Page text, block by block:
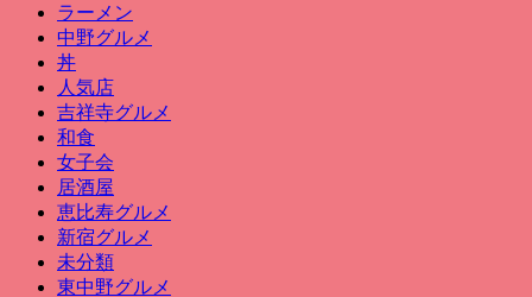
ラーメン
中野グルメ
丼
人気店
吉祥寺グルメ
和食
女子会
居酒屋
恵比寿グルメ
新宿グルメ
未分類
東中野グルメ